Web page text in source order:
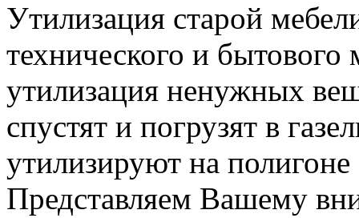
Утилизация старой
технического и
утилизация ненужных
спустят и погрузят в
утилизируют на полигоне
Представляем Вашему